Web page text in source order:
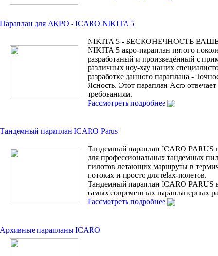
Параплан для АКРО - ICARO NIKITA 5
NIKITA 5 - БЕСКОНЕЧНОСТЬ
NIKITA 5 акро-параплан пятого
разработаный и произведённый с
различных ноу-хау наших
разработке данного параплана -
Ясность. Этот параплан Acro
требованиям.
Рассмотреть подробнее
Тандемный параплан ICARO Parus
Тандемный параплан ICARO PARUS
для профессиональных тандемных
пилотов летающих маршруты в
потоках и просто для relax-полетов.
Тандемный параплан ICARO PARUS
самых современных парапланерных
Рассмотреть подробнее
Архивные парапланы ICARO